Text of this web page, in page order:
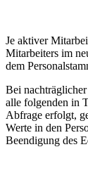
Je aktiver
Mitarbeiters im
dem
Bei
alle folgenden in
Abfrage erfolgt,
Werte in den
Beendigung des